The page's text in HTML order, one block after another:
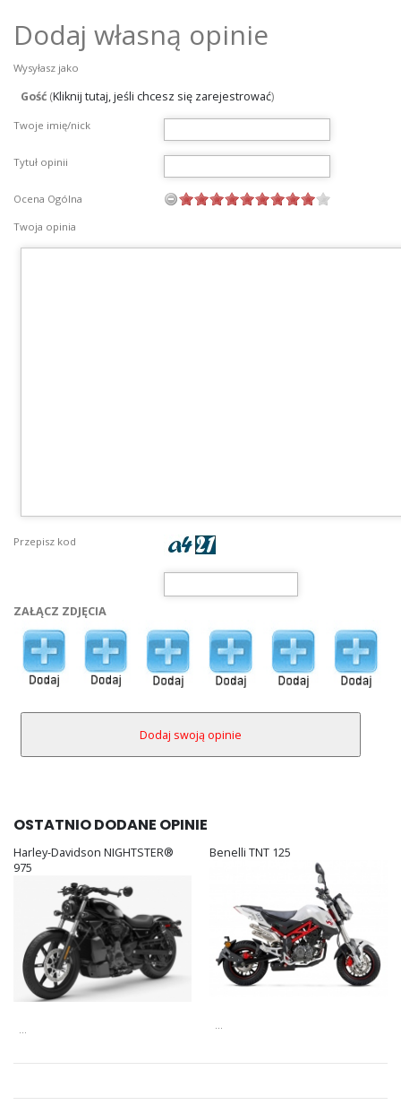
Dodaj własną opinie
Wysyłasz jako
Gość (Kliknij tutaj, jeśli chcesz się zarejestrować)
Twoje imię/nick
Tytuł opinii
Ocena Ogólna
Twoja opinia
Przepisz kod
ZAŁĄCZ ZDJĘCIA
OSTATNIO DODANE OPINIE
Harley-Davidson NIGHTSTER®
975
Benelli TNT 125